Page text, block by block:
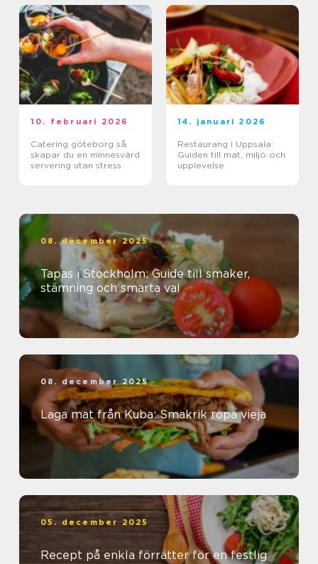
10. februari 2026
Catering göteborg så
skapar du en minnesvärd
servering utan stress
14. januari 2026
Restaurang i Uppsala:
Guiden till mat, miljö och
upplevelse
08. december 2025
Tapas i Stockholm: Guide till smaker,
stämning och smarta val
08. december 2025
Laga mat från Kuba: Smakrik ropa vieja
05. december 2025
Recept på enkla förrätter för en festlig